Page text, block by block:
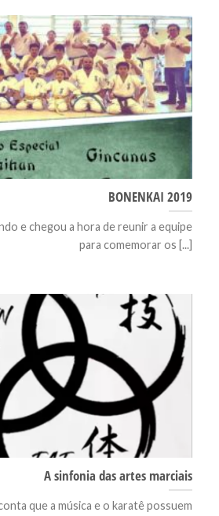
BONENKAI 2019
e chegou a hora de reunir a equipe
para comemorar os [...]
A sinfonia das artes marciais
que a música e o karatê possuem